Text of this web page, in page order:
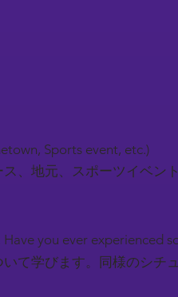
Sports event, etc.)
、地元、スポーツイベン
you ever experienced
て学びます。同様のシチ